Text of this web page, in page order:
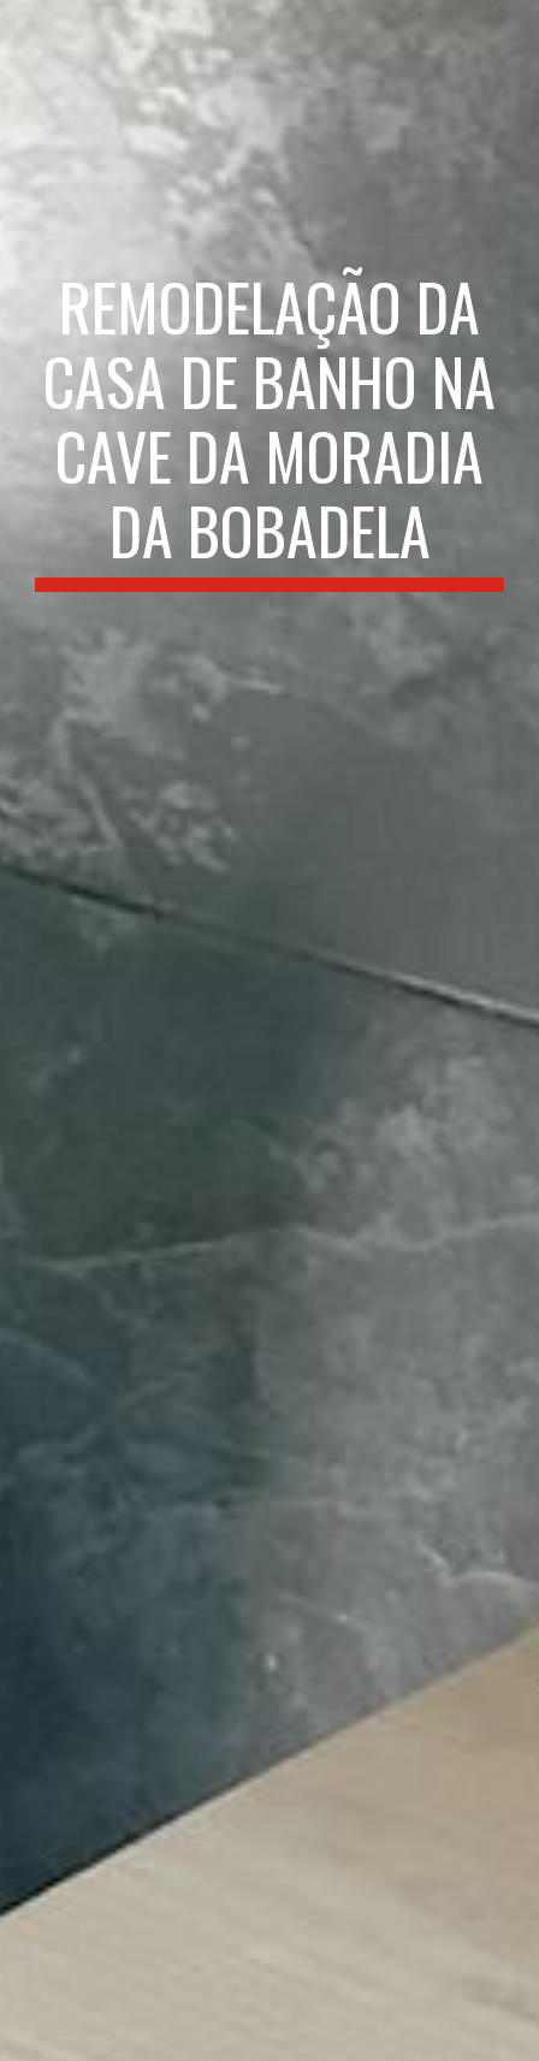
REMODELAÇÃO DA
CASA DE BANHO NA
CAVE DA MORADIA
DA BOBADELA